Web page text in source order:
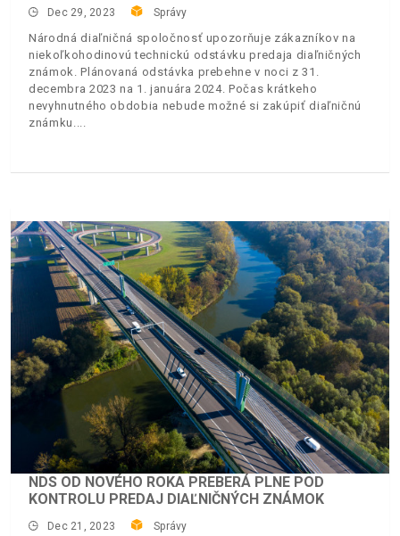
Dec 29, 2023 Správy
Národná diaľničná spoločnosť upozorňuje zákazníkov na
niekoľkohodinovú technickú odstávku predaja diaľničných
známok. Plánovaná odstávka prebehne v noci z 31.
decembra 2023 na 1. januára 2024. Počas krátkeho
nevyhnutného obdobia nebude možné si zakúpiť diaľničnú
známku.
NDS OD NOVÉHO ROKA PREBERÁ PLNE POD
KONTROLU PREDAJ DIAĽNIČNÝCH ZNÁMOK
Dec 21, 2023 Správy